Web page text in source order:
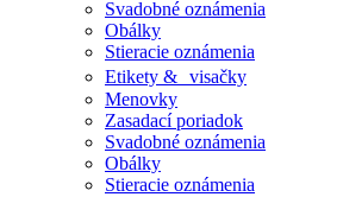
Svadobné oznámenia
Obálky
Stieracie oznámenia
Etikety & visačky
Menovky
Zasadací poriadok
Svadobné oznámenia
Obálky
Stieracie oznámenia